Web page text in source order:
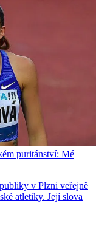
puritánství: Mé
v Plzni veřejně
atletiky. Její slova